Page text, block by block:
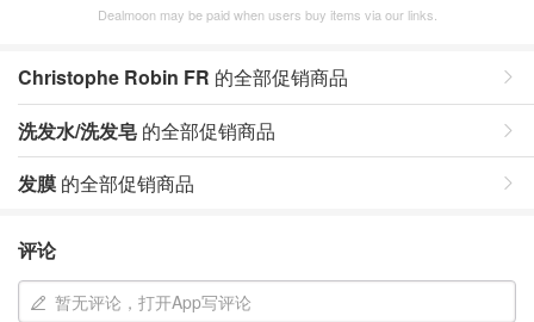
Dealmoon may be paid when users buy items via our links.
Christophe Robin FR 的全部促销商品
洗发水/洗发皂 的全部促销商品
发膜 的全部促销商品
评论
暂无评论，打开App写评论